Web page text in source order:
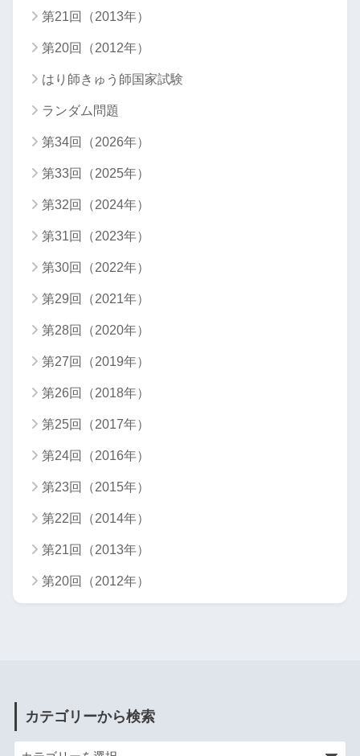
第21回（2013年）
第20回（2012年）
はり師きゅう師国家試験
ランダム問題
第34回（2026年）
第33回（2025年）
第32回（2024年）
第31回（2023年）
第30回（2022年）
第29回（2021年）
第28回（2020年）
第27回（2019年）
第26回（2018年）
第25回（2017年）
第24回（2016年）
第23回（2015年）
第22回（2014年）
第21回（2013年）
第20回（2012年）
カテゴリーから検索